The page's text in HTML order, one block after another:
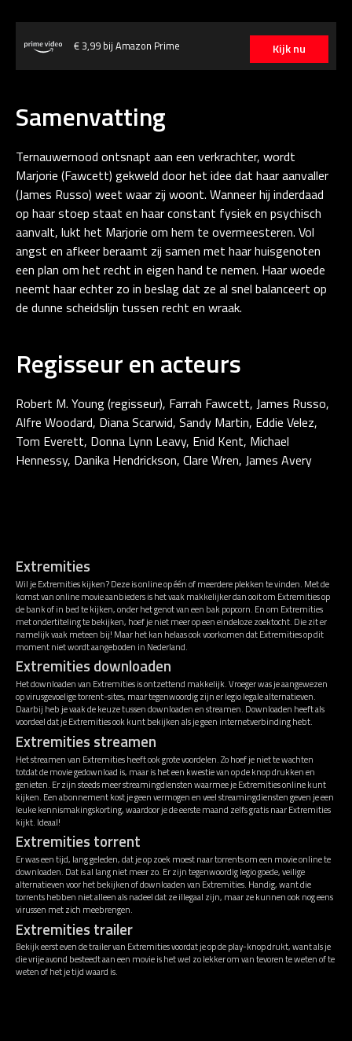
Kijk nu
€ 3,99 bij Amazon Prime
Samenvatting
Ternauwernood ontsnapt aan een verkrachter, wordt
Marjorie (Fawcett) gekweld door het idee dat haar aanvaller
(James Russo) weet waar zij woont. Wanneer hij inderdaad
op haar stoep staat en haar constant fysiek en psychisch
aanvalt, lukt het Marjorie om hem te overmeesteren. Vol
angst en afkeer beraamt zij samen met haar huisgenoten
een plan om het recht in eigen hand te nemen. Haar woede
neemt haar echter zo in beslag dat ze al snel balanceert op
de dunne scheidslijn tussen recht en wraak.
Regisseur en acteurs
Robert M. Young (regisseur), Farrah Fawcett, James Russo,
Alfre Woodard, Diana Scarwid, Sandy Martin, Eddie Velez,
Tom Everett, Donna Lynn Leavy, Enid Kent, Michael
Hennessy, Danika Hendrickson, Clare Wren, James Avery
Extremities
Wil je Extremities kijken? Deze is online op één of meerdere plekken te vinden. Met de
komst van online movie aanbieders is het vaak makkelijker dan ooit om Extremities op
de bank of in bed te kijken, onder het genot van een bak popcorn. En om Extremities
met ondertiteling te bekijken, hoef je niet meer op een eindeloze zoektocht. Die zit er
namelijk vaak meteen bij! Maar het kan helaas ook voorkomen dat Extremities op dit
moment niet wordt aangeboden in Nederland.
Extremities downloaden
Het downloaden van Extremities is ontzettend makkelijk. Vroeger was je aangewezen
op virusgevoelige torrent-sites, maar tegenwoordig zijn er legio legale alternatieven.
Daarbij heb je vaak de keuze tussen downloaden en streamen. Downloaden heeft als
voordeel dat je Extremities ook kunt bekijken als je geen internetverbinding hebt.
Extremities streamen
Het streamen van Extremities heeft ook grote voordelen. Zo hoef je niet te wachten
totdat de movie gedownload is, maar is het een kwestie van op de knop drukken en
genieten. Er zijn steeds meer streamingdiensten waarmee je Extremities online kunt
kijken. Een abonnement kost je geen vermogen en veel streamingdiensten geven je een
leuke kennismakingskorting, waardoor je de eerste maand zelfs gratis naar Extremities
kijkt. Ideaal!
Extremities torrent
Er was een tijd, lang geleden, dat je op zoek moest naar torrents om een movie online te
downloaden. Dat is al lang niet meer zo. Er zijn tegenwoordig legio goede, veilige
alternatieven voor het bekijken of downloaden van Extremities. Handig, want die
torrents hebben niet alleen als nadeel dat ze illegaal zijn, maar ze kunnen ook nog eens
virussen met zich meebrengen.
Extremities trailer
Bekijk eerst even de trailer van Extremities voordat je op de play-knop drukt, want als je
die vrije avond besteedt aan een movie is het wel zo lekker om van tevoren te weten of te
weten of het je tijd waard is.